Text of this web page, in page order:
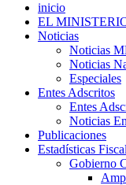
inicio
EL
Noticias
Noticias
Noticias
Especiales
Entes Adscritos
Entes
Noticias
Publicaciones
Estadísticas
Gobierno